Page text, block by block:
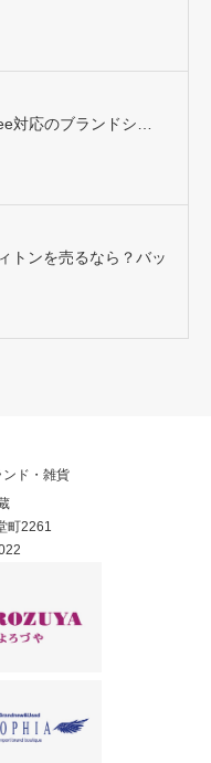
対応のブランドシ…
トンを売るなら？バッ
ド・雑貨
町2261